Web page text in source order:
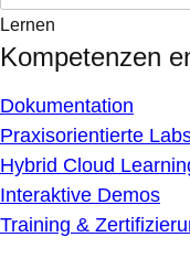
Lernen
Kompetenzen
Dokumentation
Praxisorientierte
Hybrid Cloud
Interaktive Demos
Training &